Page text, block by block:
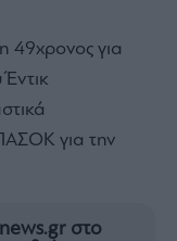
για
για την
στο